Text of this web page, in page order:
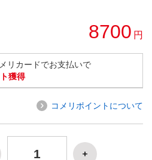
8700 円
リカードでお支払いで
獲得
コメリポイントについて